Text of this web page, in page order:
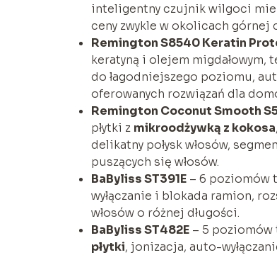
inteligentny czujnik wilgoci
ceny zwykle w okolicach górnej
Remington S8540 Keratin
keratyną i olejem migdałowym,
do łagodniejszego poziomu,
oferowanych rozwiązań dla
Remington Coconut Smooth
płytki z mikroodżywką z kokosa
delikatny połysk włosów,
puszących się włosów.
BaByliss ST391E – 6 poziomów
wyłączanie i blokada ramion,
włosów o różnej długości.
BaByliss ST482E – 5 poziomów
płytki, jonizacja, auto-